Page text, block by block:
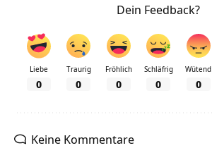
Dein Feedback?
Liebe
0
Traurig
0
Fröhlich
0
Schläfrig
0
Wütend
0
Keine Kommentare